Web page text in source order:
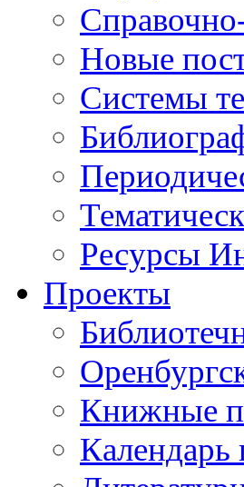
Новые
Cистемы
Ресурсы
Проекты
Книжные
Календарь